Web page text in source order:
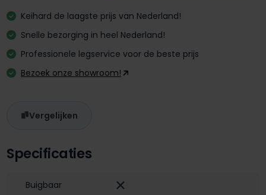
Specificaties
Buigbaar
Keihard de laagste prijs van Nederland!
Snelle bezorging in heel Nederland!
Professionele legservice voor de beste prijs
Bezoek onze showroom!
Vergelijken